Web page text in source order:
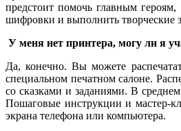
предстоит помочь главным героям,
шифровки и выполнить творческие
У меня нет принтера, могу ли я
Да, конечно. Вы можете
специальном печатном салоне.
со сказками и заданиями. В
Пошаговые инструкции и мастер-
экрана телефона или компьютера.